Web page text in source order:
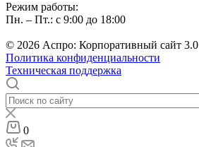
Режим работы:
Пн. – Пт.: с 9:00 до 18:00
© 2026 Аспро: Корпоративный сайт 3.0
Политика конфиденциальности
Техническая поддержка
0